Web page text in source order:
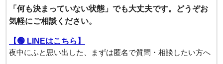
「何も決まっていない状態」でも大丈夫です。どうぞお
気軽にご相談ください。
【🟢 LINEはこちら】
夜中にふと思い出した、まずは匿名で質問・相談したい方へ